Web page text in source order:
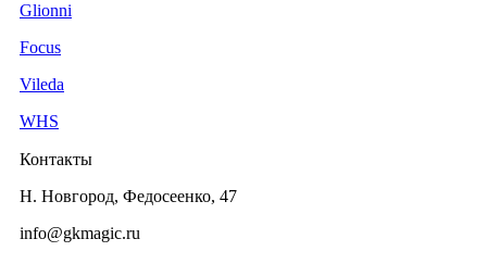
метров в рулоне , в упаковке 12
1′223.37₽
Glionni
Focus
Vileda
WHS
Контакты
Н. Новгород, Федосеенко, 47
info@gkmagic.ru